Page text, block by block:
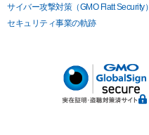
サイバー攻撃対策（GMO Flatt Security）
セキュリティ事業の軌跡